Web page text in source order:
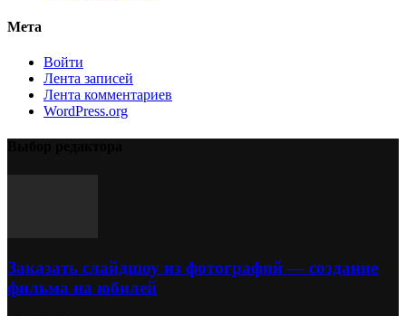
Мета
Войти
Лента записей
Лента комментариев
WordPress.org
Заказать слайдшоу из фотографий — создание
фильма на юбилей